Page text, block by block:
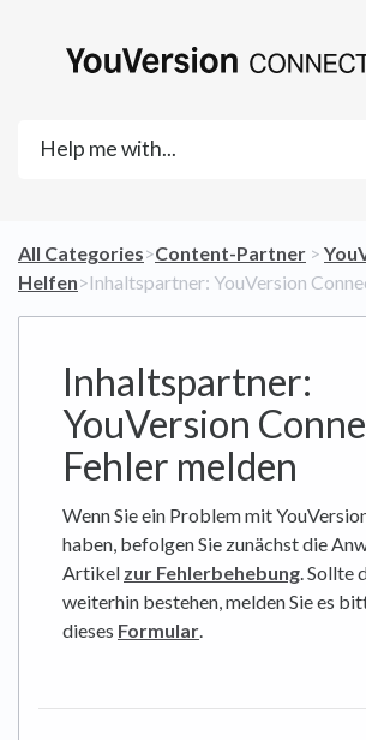
All Categories​>​​Content-Partner ​ > ​
​Helfen​>​ Inhaltspartner: YouVersion
Inhaltspartner:
YouVersion
Fehler melden
Wenn Sie ein Problem mit
haben, befolgen Sie zunächst die
Artikel zur Fehlerbehebung. Sollte
weiterhin bestehen, melden Sie es
dieses Formular.